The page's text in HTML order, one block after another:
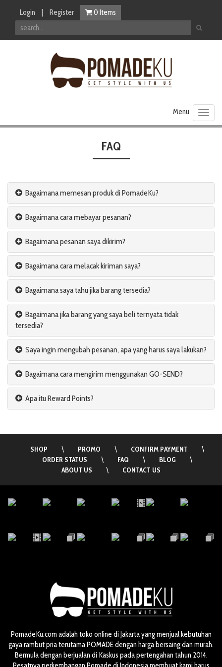
Login Register 0 Items
FAQ
Bagaimana memesan produk di PomadeKu?
Bagaimana cara mebayar pesanan?
Bagaimana pesanan saya dikirim?
Bagaimana cara melacak kiriman saya?
Bagaimana saya tahu jika barang tersedia?
Bagaimana jika barang yang saya beli ternyata tidak
tersedia?
Saya ingin mengubah pesanan, apa yang harus saya lakukan?
Bagaimana cara mengirim menggunakan GO-SEND?
Apa itu Reward Points?
SHOP \ PROMO \ CONFIRM PAYMENT
\
ORDER STATUS
\ FAQ \ BLOG
\
ABOUT US
\ CONTACT US
PomadeKu.com adalah toko online di Jakarta yang menjual kebutuhan
gaya rambut pria terutama POMADE dengan harga bersaing dan murah.
Bermula dengan berjualan di Kaskus pada pertengahan tahun 2014.